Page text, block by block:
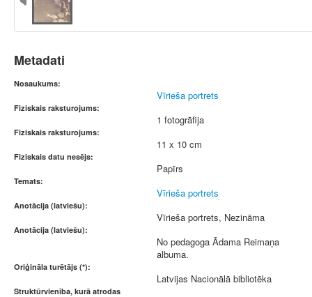
Metadati
Nosaukums:
Vīrieša portrets
Fiziskais raksturojums:
1 fotogrāfija
Fiziskais raksturojums:
11 x 10 cm
Fiziskais datu nesējs:
Papīrs
Temats:
Vīrieša portrets
Anotācija (latviešu):
Vīrieša portrets, Nezināma
Anotācija (latviešu):
No pedagoga Ādama Reimaņa
albuma.
Oriģināla turētājs (*):
Latvijas Nacionālā bibliotēka
Struktūrvienība, kurā atrodas